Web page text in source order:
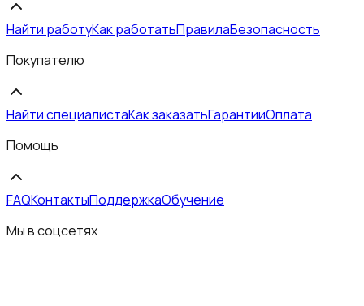
Найти работуКак работатьПравилаБезопасность
Покупателю
Найти специалистаКак заказатьГарантииОплата
Помощь
FAQКонтактыПоддержкаОбучение
Мы в соцсетях